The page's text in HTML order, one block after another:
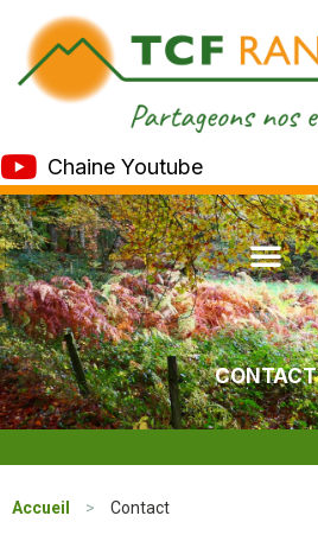
Chaine Youtube
CONTACT
Accueil > Contact